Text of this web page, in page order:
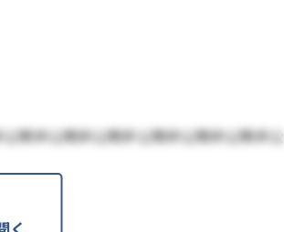
開非公開非公開非公開非公開非公開非公